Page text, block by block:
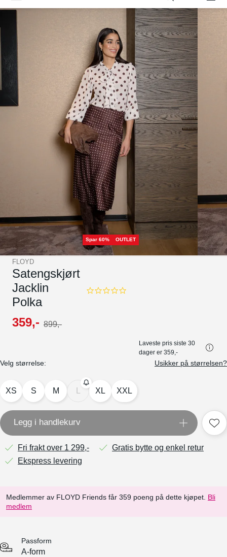
Spar 60% OUTLET
FLOYD
Satengskjørt
Jacklin
Polka
0.0
359,- 899,-
Laveste pris siste 30
dager er 359,-
Velg størrelse: Usikker på størrelsen?
XS S M XL XXL
Legg i handlekurv
Fri frakt over 1 299,-
Gratis bytte og enkel retur
Ekspress levering
Medlemmer av FLOYD Friends får 359 poeng på dette kjøpet. Bli
medlem
Passform
A-form